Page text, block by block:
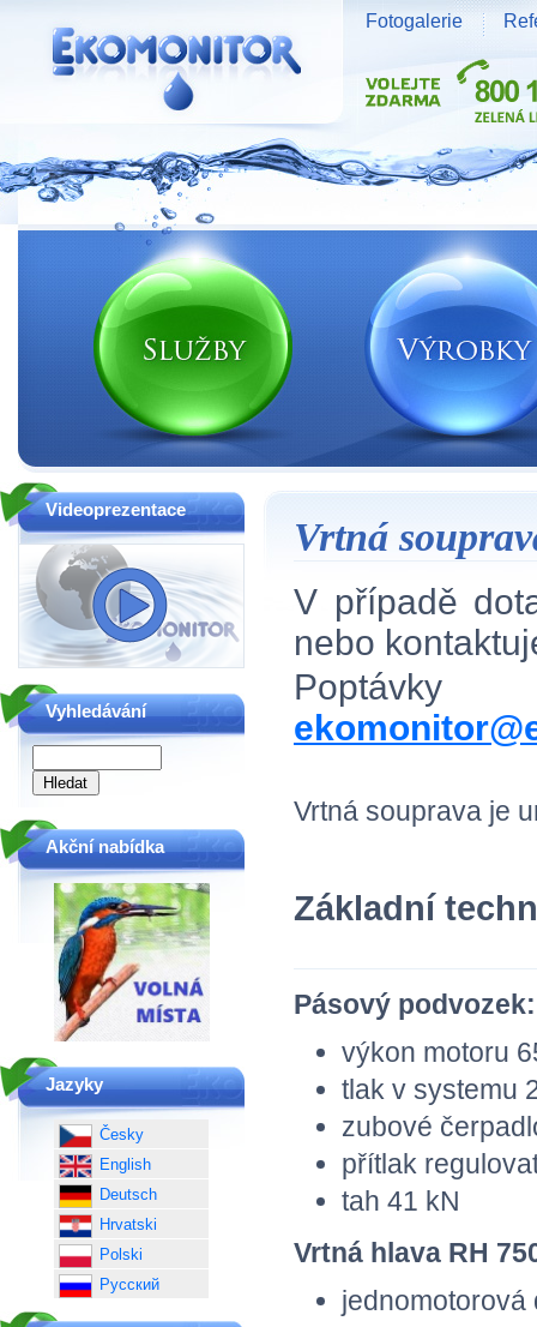
Vrtná
V případě
nebo
Vrtná souprava je
Základní
Pásový podvozek:
výkon motoru
tlak v systemu
zubové
přítlak
tah 41 kN
Vrtná hlava RH
Videoprezentace
Vyhledávání
Akční nabídka
Jazyky
Česky
English
Deutsch
Hrvatski
Polski
Русский
Vodní zdroje Ekomonitor spol. s r.o.
Fotogalerie